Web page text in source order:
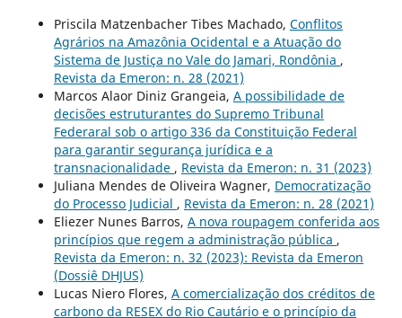
Priscila Matzenbacher Tibes Machado, Conflitos
Agrários na Amazônia Ocidental e a Atuação do
Sistema de Justiça no Vale do Jamari, Rondônia ,
Revista da Emeron: n. 28 (2021)
Marcos Alaor Diniz Grangeia, A possibilidade de
decisões estruturantes do Supremo Tribunal
Federaral sob o artigo 336 da Constituição Federal
para garantir segurança jurídica e a
transnacionalidade , Revista da Emeron: n. 31 (2023)
Juliana Mendes de Oliveira Wagner, Democratização
do Processo Judicial , Revista da Emeron: n. 28 (2021)
Eliezer Nunes Barros, A nova roupagem conferida aos
princípios que regem a administração pública ,
Revista da Emeron: n. 32 (2023): Revista da Emeron
(Dossiê DHJUS)
Lucas Niero Flores, A comercialização dos créditos de
carbono da RESEX do Rio Cautário e o princípio da